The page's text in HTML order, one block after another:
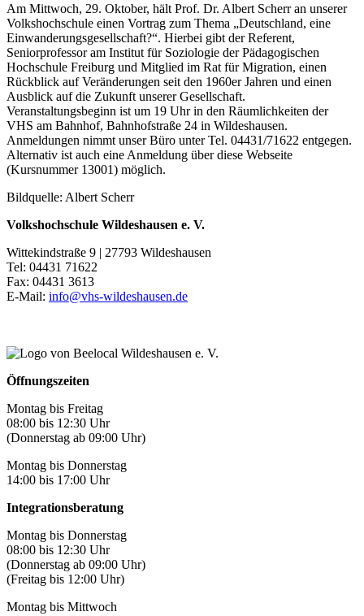
Am Mittwoch, 29. Oktober, hält Prof. Dr. Albert Scherr an unserer
Volkshochschule einen Vortrag zum Thema „Deutschland, eine
Einwanderungsgesellschaft?“. Hierbei gibt der Referent,
Seniorprofessor am Institut für Soziologie der Pädagogischen
Hochschule Freiburg und Mitglied im Rat für Migration, einen
Rückblick auf Veränderungen seit den 1960er Jahren und einen
Ausblick auf die Zukunft unserer Gesellschaft.
Veranstaltungsbeginn ist um 19 Uhr in den Räumlichkeiten der
VHS am Bahnhof, Bahnhofstraße 24 in Wildeshausen.
Anmeldungen nimmt unser Büro unter Tel. 04431/71622 entgegen.
Alternativ ist auch eine Anmeldung über diese Webseite
(Kursnummer 13001) möglich.
Bildquelle: Albert Scherr
Volkshochschule Wildeshausen e. V.
Wittekindstraße 9 | 27793 Wildeshausen
Tel: 04431 71622
Fax: 04431 3613
E-Mail: info@vhs-wildeshausen.de
Öffnungszeiten
Montag bis Freitag
08:00 bis 12:30 Uhr
(Donnerstag ab 09:00 Uhr)
Montag bis Donnerstag
14:00 bis 17:00 Uhr
Integrationsberatung
Montag bis Donnerstag
08:00 bis 12:30 Uhr
(Donnerstag ab 09:00 Uhr)
(Freitag bis 12:00 Uhr)
Montag bis Mittwoch